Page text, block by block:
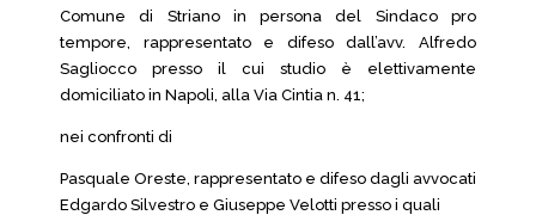
Comune di Striano in persona del Sindaco pro
tempore, rappresentato e difeso dall’avv. Alfredo
Sagliocco presso il cui studio è elettivamente
domiciliato in Napoli, alla Via Cintia n. 41;
nei confronti di
Pasquale Oreste, rappresentato e difeso dagli avvocati
Edgardo Silvestro e Giuseppe Velotti presso i quali